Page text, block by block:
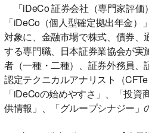
「iDeCo 証券会社（専門家評価
「iDeCo（個人型確定拠出年金
対象に、金融市場で株式、債券、
する専門職、日本証券業協会が実
者（一種・二種）、証券外務員、
認定テクニカルアナリスト（CFTe
「iDeCoの始めやすさ」、「投
供情報」、「グループシナジー」